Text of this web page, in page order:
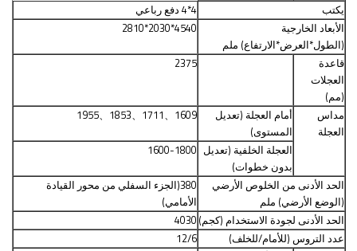
يكتب
4*4 دفع رباعي
الأبعاد الخارجية
(الطول*العرض*الارتفاع) ملم
4540*2030*2810
قاعدة
العجلات
(مم)
2375
مداس
العجلة
أمام العجلة (تعديل
المستوى)
1609
、
1711
、
1853
、
1955
العجلة الخلفية (تعديل
بدون خطوات)
1600-1800
الحد الأدنى من الخلوص الأرضي
(الوضع الأرضي) ملم
380
(الجزء السفلي من محور القيادة
الأمامي)
الحد الأدنى لجودة الاستخدام (كجم) 4030
عدد التروس (للأمام/للخلف)
12/6